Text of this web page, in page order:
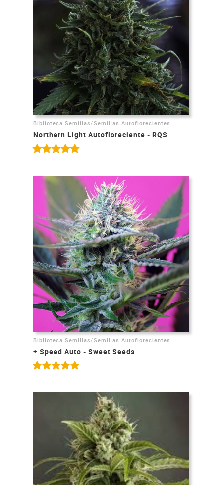
Biblioteca Semillas/Semillas Autoflorecientes
Northern Light Autofloreciente - RQS
Biblioteca Semillas /Semillas Autoflorecientes
+ Speed Auto - Sweet Seeds